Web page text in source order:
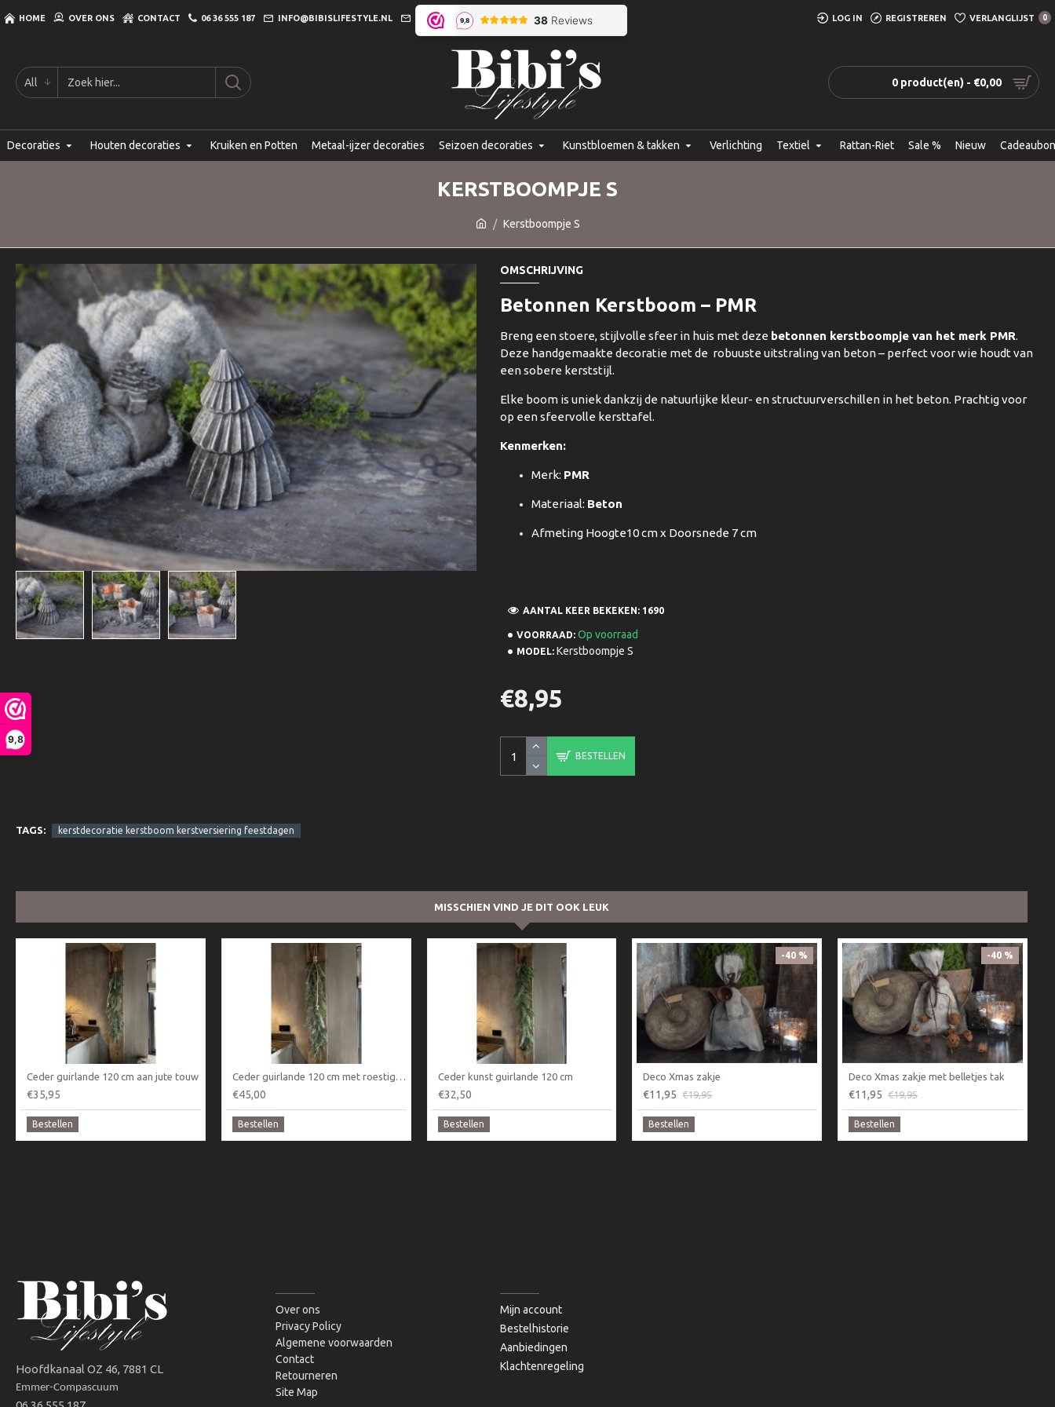
9,8
HOME OVER ONS CONTACT 06 36 555 187 INFO@BIBISLIFESTYLE.NL LOG IN REGISTREREN VERLANGLIJST 0
All 0 product(en) - €0,00
Decoraties Houten decoraties Kruiken en Potten Metaal-ijzer decoraties Seizoen decoraties Kunstbloemen & takken Verlichting Textiel Rattan-Riet Sale % Nieuw Cadeaubon
Kerstboompje S
KERSTBOOMPJE S
OMSCHRIJVING
Betonnen Kerstboom – PMR
Breng een stoere, stijlvolle sfeer in huis met deze betonnen kerstboompje van het merk PMR.
Deze handgemaakte decoratie met de robuuste uitstraling van beton – perfect voor wie houdt van
een sobere kerststijl.
Elke boom is uniek dankzij de natuurlijke kleur- en structuurverschillen in het beton. Prachtig voor
op een sfeervolle kersttafel.
Kenmerken:
Merk: PMR
Materiaal: Beton
Afmeting Hoogte10 cm x Doorsnede 7 cm
VOORRAAD: Op voorraad
MODEL: Kerstboompje S
AANTAL KEER BEKEKEN: 1690
€8,95
BESTELLEN
TAGS: kerstdecoratie kerstboom kerstversiering feestdagen
MISSCHIEN VIND JE DIT OOK LEUK
Ceder guirlande 120 cm aan jute touw
€35,95
Bestellen
Ceder guirlande 120 cm met roestige bellen ketting
€45,00
Bestellen
Ceder kunst guirlande 120 cm
€32,50
Bestellen
-40 %
Deco Xmas zakje
€11,95 €19,95
Bestellen
-40 %
Deco Xmas zakje met belletjes tak
€11,95 €19,95
Bestellen
Hoofdkanaal OZ 46, 7881 CL
Emmer-Compascuum
Over ons
Privacy Policy
Algemene voorwaarden
Contact
Retourneren
Site Map
Mijn account
Bestelhistorie
Aanbiedingen
Klachtenregeling